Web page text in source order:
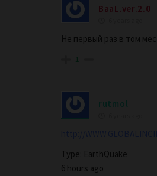
BaaL.ver.2.0
Не первый раз в том
1
rutmol
Type: EarthQuake
6 hours ago